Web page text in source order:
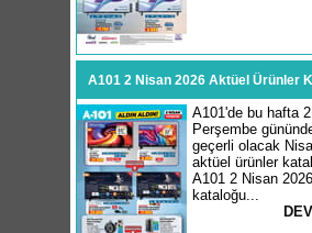
A101 2 Nisan 2026 Aktüel Ürünler
A101'de bu hafta
Perşembe
geçerli olacak
aktüel ürünler
A101 2 Nisan
kataloğu...